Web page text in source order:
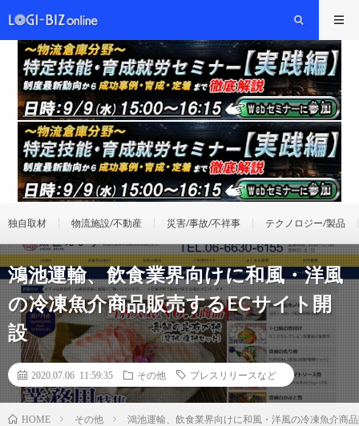
独自取材 物流施設/不動産 災害/事故/不祥事 テクノロジー/製品
鴻池運輸、飲食業界向けに和風・洋風
の冷凍魚介商品販売するECサイト開
設
2020.07.06 11:59:35 その他 プレスリリースなど
HOME その他 鴻池運輸、飲食業界向けに和風・洋風の冷凍魚介商